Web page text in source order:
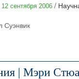
12 сентября 2006 /
Суэнвик
| Мэри